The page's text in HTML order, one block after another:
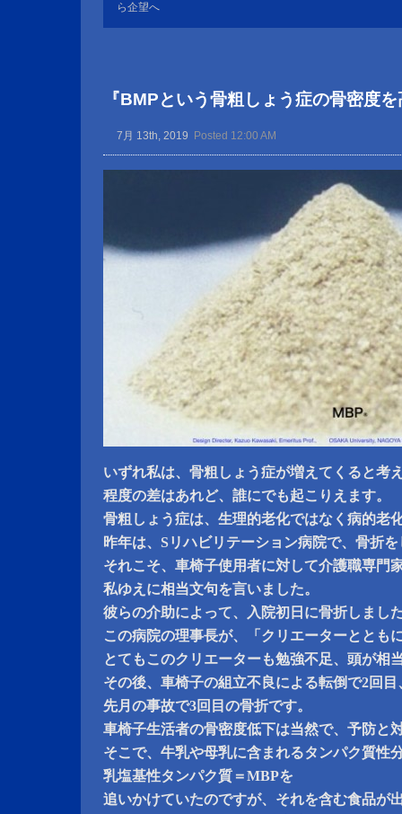
ら企望へ
『BMPという骨粗しょう症の骨密度
7月 13th, 2019 Posted 12:00 AM
いずれ私は、骨粗しょう症が増えてくると考
程度の差はあれど、誰にでも起こりえます。
骨粗しょう症は、生理的老化ではなく病的老
昨年は、Sリハビリテーション病院で、骨折
それこそ、車椅子使用者に対して介護職専門
私ゆえに相当文句を言いました。
彼らの介助によって、入院初日に骨折しまし
この病院の理事長が、「クリエーターととも
とてもこのクリエーターも勉強不足、頭が相
その後、車椅子の組立不良による転倒で2回目
先月の事故で3回目の骨折です。
車椅子生活者の骨密度低下は当然で、予防と
そこで、牛乳や母乳に含まれるタンパク質性
乳塩基性タンパク質＝MBPを
追いかけていたのですが、それを含む食品が